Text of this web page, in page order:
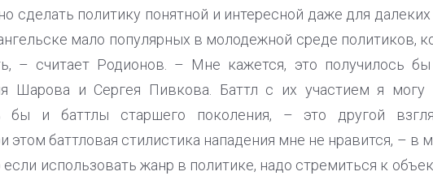
сделать политику понятной и интересной даже для
мало популярных в молодежной среде политиков,
– считает Родионов. – Мне кажется, это получилось бы
Шарова и Сергея Пивкова. Баттл с их участием я могу
бы и баттлы старшего поколения, – это другой
этом баттловая стилистика нападения мне не нравится, – в
если использовать жанр в политике, надо стремиться к